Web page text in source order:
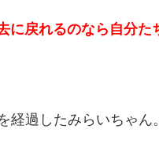
に戻れるのなら自分
経過したみらいちゃん。